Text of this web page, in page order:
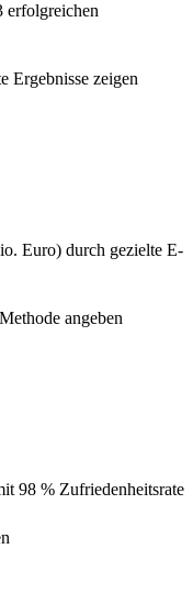
erfolgreichen
Ergebnisse zeigen
Euro) durch gezielte E-
angeben
98 % Zufriedenheitsrate